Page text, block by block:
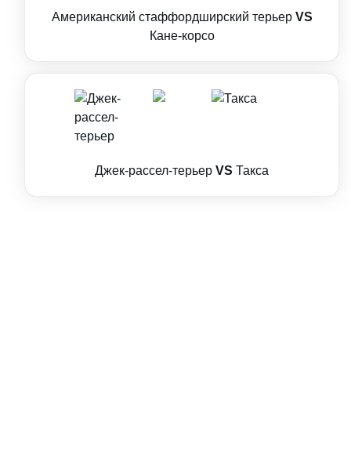
Американский стаффордширский терьер VS
Кане-корсо
Джек-рассел-терьер VS Такса